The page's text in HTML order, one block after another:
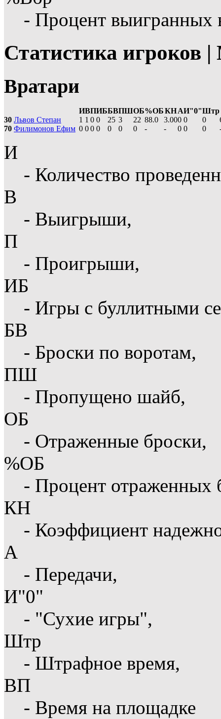
- Процент выигранных
Статистика игроков
Вратари
ИВПИББВПШОБ%ОБКНАИ"0"Штр
30 Львов Степан 1 1 0 0 25 3 22 88.0 3.000 0 0
70 Филимонов Ефим 0 00 0 0 0 0 - - 0 0 0
И
- Количество
В
- Выигрыши,
П
- Проигрыши,
ИБ
- Игры с буллитными
БВ
- Броски по воротам,
ПШ
- Пропущено шайб,
ОБ
- Отраженные броски,
%ОБ
- Процент отраженных
КН
- Коэффициент
А
- Передачи,
И"0"
- "Сухие игры",
Штр
- Штрафное время,
ВП
- Время на площадке